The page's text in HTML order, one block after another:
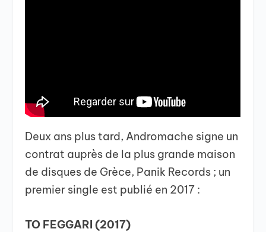
Deux ans plus tard, Andromache signe un
contrat auprès de la plus grande maison
de disques de Grèce, Panik Records ; un
premier single est publié en 2017 :
TO FEGGARI (2017)